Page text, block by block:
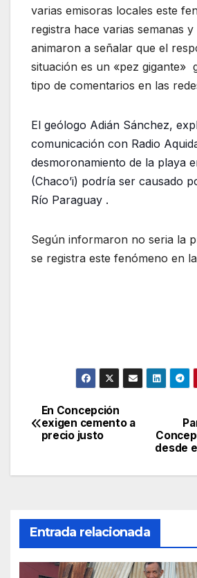
varias emisoras locales este
registra hace varias semanas y
animaron a señalar que el
situación es un «pez gigante»
tipo de comentarios en las
El geólogo Adián Sánchez,
comunicación con Radio
desmoronamiento de la playa
(Chaco’i) podría ser causado
Río Paraguay .
Según informaron no seria la
se registra este fenómeno en
Navegación
de
entradas
desde
En Concepción
exigen cemento a
precio justo
Entrada relacionada